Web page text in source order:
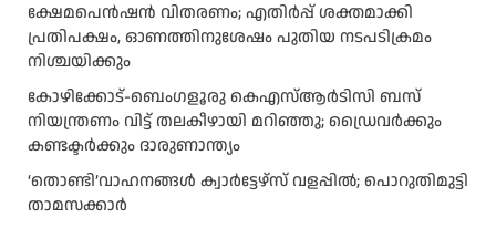
ക്ഷേമപെൻഷൻ വിതരണം; എതിർപ്പ് ശക്തമാക്കി
പ്രതിപക്ഷം, ഓണത്തിനുശേഷം പുതിയ നടപടിക്രമം
നിശ്ചയിക്കും
കോഴിക്കോട്-ബെംഗളൂരു കെഎസ്ആര്‍ടിസി ബസ്
നിയന്ത്രണം വിട്ട് തലകീഴായി മറിഞ്ഞു; ഡ്രെെവർക്കും
കണ്ടക്ടർക്കും ദാരുണാന്ത്യം
‘തൊണ്ടി’വാഹനങ്ങൾ ക്വാർട്ടേഴ്സ്‌ വളപ്പിൽ; പൊറുതിമുട്ടി
താമസക്കാർ